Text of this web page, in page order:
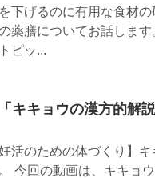
下げるのに有用な食材
薬膳についてお話しま
ピッ...
キキョウの漢方的解
活のための体づくり】
今回の動画は、キキョ